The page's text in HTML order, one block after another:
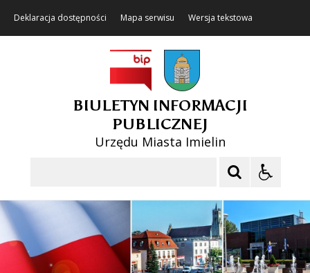
Deklaracja dostępności Mapa serwisu Wersja tekstowa
BIULETYN INFORMACJI
PUBLICZNEJ
Urzędu Miasta Imielin